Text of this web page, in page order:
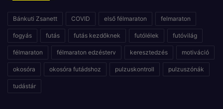
Bánkuti Zsanett COVID első félmaraton felmaraton
fogyás futás futás kezdőknek futólélek futóvilág
félmaraton félmaraton edzésterv keresztedzés motiváció
okosóra okosóra futádshoz pulzuskontroll pulzuszónák
tudástár